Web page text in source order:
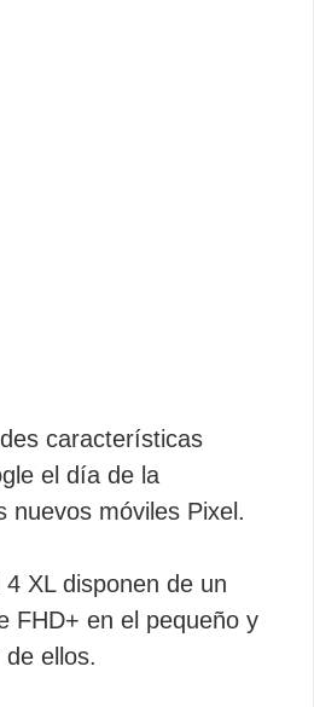
características
el día de la
nuevos móviles Pixel.
XL disponen de un
FHD+ en el pequeño y
ellos.